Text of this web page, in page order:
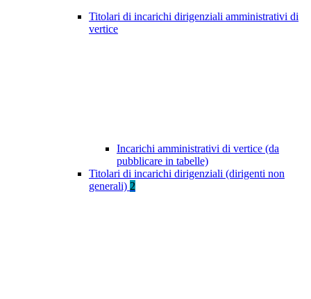
Titolari di incarichi dirigenziali amministrativi di
vertice
Incarichi amministrativi di vertice (da
pubblicare in tabelle)
Titolari di incarichi dirigenziali (dirigenti non
generali) 2